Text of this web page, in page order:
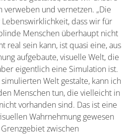
und vernetzen. „Die
dass wir für
Menschen überhaupt nicht
real sein kann, ist quasi eine, aus
aufgebaute, visuelle Welt, die
eigentlich eine Simulation ist.
Welt gestalte, kann ich
Menschen tun, die vielleicht in
vorhanden sind. Das ist eine
Wahrnehmung gewesen
zwischen